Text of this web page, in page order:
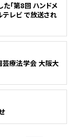
「第8回 ハンドメ
レビ で放送され
療法学会 大阪大